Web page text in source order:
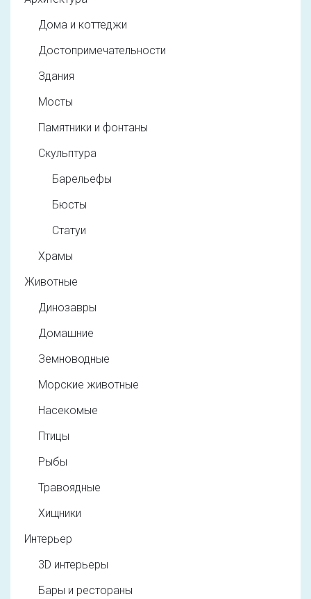
Дома и коттеджи
Достопримечательности
Здания
Мосты
Памятники и фонтаны
Скульптура
Барельефы
Бюсты
Статуи
Храмы
Животные
Динозавры
Домашние
Земноводные
Морские животные
Насекомые
Птицы
Рыбы
Травоядные
Хищники
Интерьер
3D интерьеры
Бары и рестораны